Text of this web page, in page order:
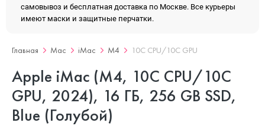
самовывоз и бесплатная доставка по Москве. Все курьеры
имеют маски и защитные перчатки.
Главная Mac iMac M4 10C CPU/10C GPU
Apple iMac (M4, 10C CPU/10C
GPU, 2024), 16 ГБ, 256 GB SSD,
Blue (Голубой)